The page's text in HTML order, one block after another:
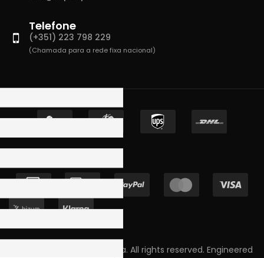
Telefone
(+351) 223 798 229
(Chamada para a rede fixa nacional)
Copyright © 2023 Skpro, Lda. All rights reserved. Engineered